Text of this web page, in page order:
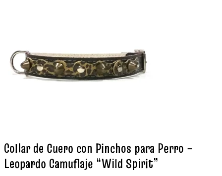
Collar de Cuero con Pinchos para Perro –
Leopardo Camuflaje “Wild Spirit”